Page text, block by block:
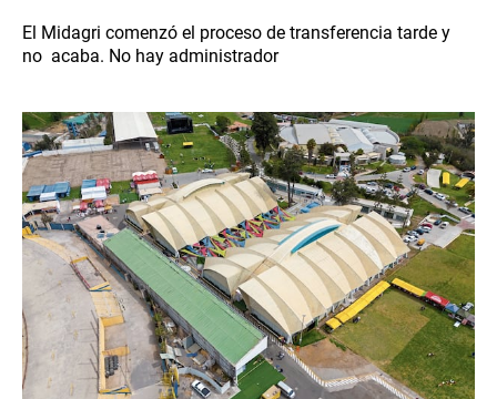
El Midagri comenzó el proceso de transferencia tarde y
no acaba. No hay administrador